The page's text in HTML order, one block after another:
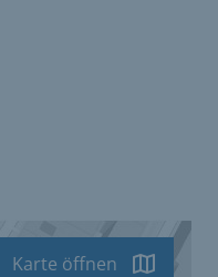
Karte öffnen